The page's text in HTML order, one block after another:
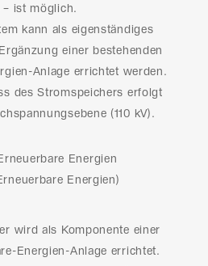
– ist möglich.
kann als eigenständiges
einer bestehenden
Anlage errichtet werden.
des Stromspeichers erfolgt
(110 kV).
Energien
Energien)
wird als Komponente einer
Energien-Anlage errichtet.